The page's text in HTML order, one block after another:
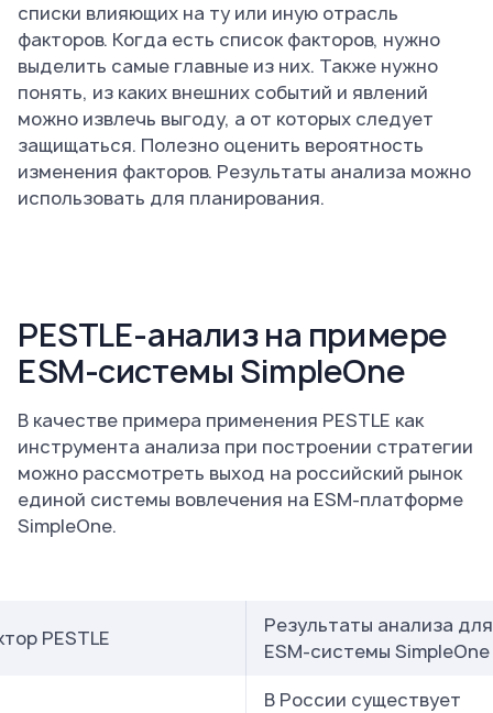
списки влияющих на ту или иную отрасль
факторов. Когда есть список факторов, нужно
выделить самые главные из них. Также нужно
понять, из каких внешних событий и явлений
можно извлечь выгоду, а от которых следует
защищаться. Полезно оценить вероятность
изменения факторов. Результаты анализа можно
использовать для планирования.
PESTLE-анализ на примере
ESM-системы SimpleOne
В качестве примера применения PESTLE как
инструмента анализа при построении стратегии
можно рассмотреть выход на российский рынок
единой системы вовлечения на ESM-платформе
SimpleOne.
PESTLE
Результаты анализа для
ESM-системы SimpleOne
В России существует